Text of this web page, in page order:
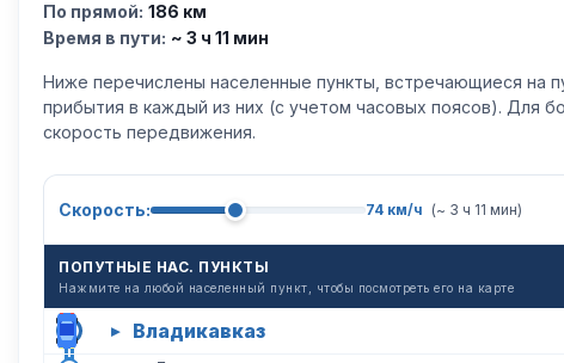
По прямой: 186 км
Время в пути: ~ 3 ч 11 мин
Ниже перечислены населенные пункты, встречающиеся на
прибытия в каждый из них (с учетом часовых поясов). Для
скорость передвижения.
Скорость: 74 км/ч (~ 3 ч 11 мин)
ПОПУТНЫЕ НАС. ПУНКТЫ
Нажмите на любой населенный пункт, чтобы посмотреть его на карте
▸ Владикавказ